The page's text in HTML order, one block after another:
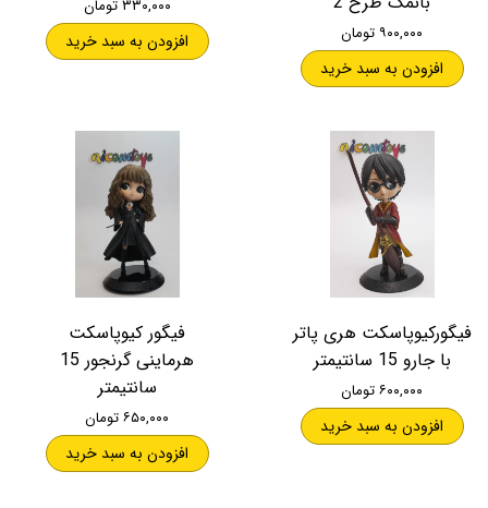
۹۰۰,۰۰۰ تومان
افزودن به سبد خرید
۳۳۰,۰۰۰ تومان
افزودن به سبد خرید
فیگورکیوپاسکت هری پاتر
با جارو 15 سانتیمتر
۶۰۰,۰۰۰ تومان
افزودن به سبد خرید
فیگور کیوپاسکت
هرماینی گرنجور 15
سانتیمتر
۶۵۰,۰۰۰ تومان
افزودن به سبد خرید